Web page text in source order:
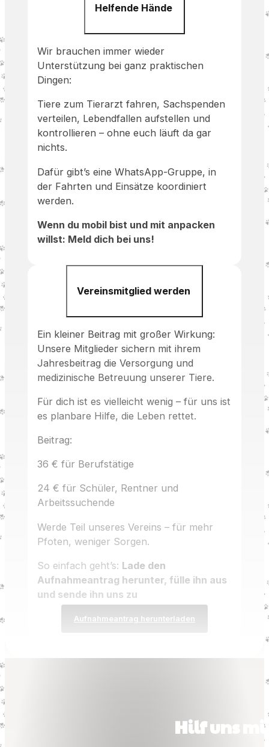
Helfende Hände
Wir brauchen immer wieder
Unterstützung bei ganz praktischen
Dingen:
Tiere zum Tierarzt fahren, Sachspenden
verteilen, Lebendfallen aufstellen und
kontrollieren – ohne euch läuft da gar
nichts.
Dafür gibt’s eine WhatsApp-Gruppe, in
der Fahrten und Einsätze koordiniert
werden.
Wenn du mobil bist und mit anpacken
willst: Meld dich bei uns!
Vereinsmitglied werden
Ein kleiner Beitrag mit großer Wirkung:
Unsere Mitglieder sichern mit ihrem
Jahresbeitrag die Versorgung und
medizinische Betreuung unserer Tiere.
Für dich ist es vielleicht wenig – für uns ist
es planbare Hilfe, die Leben rettet.
Beitrag:
36 € für Berufstätige
24 € für Schüler, Rentner und
Arbeitssuchende
Werde Teil unseres Vereins – für mehr
Pfoten, weniger Sorgen.
So einfach geht’s: Lade den
Aufnahmeantrag herunter, fülle ihn aus
und sende ihn uns zu
Aufnahmeantrag herunterladen
Hilf uns